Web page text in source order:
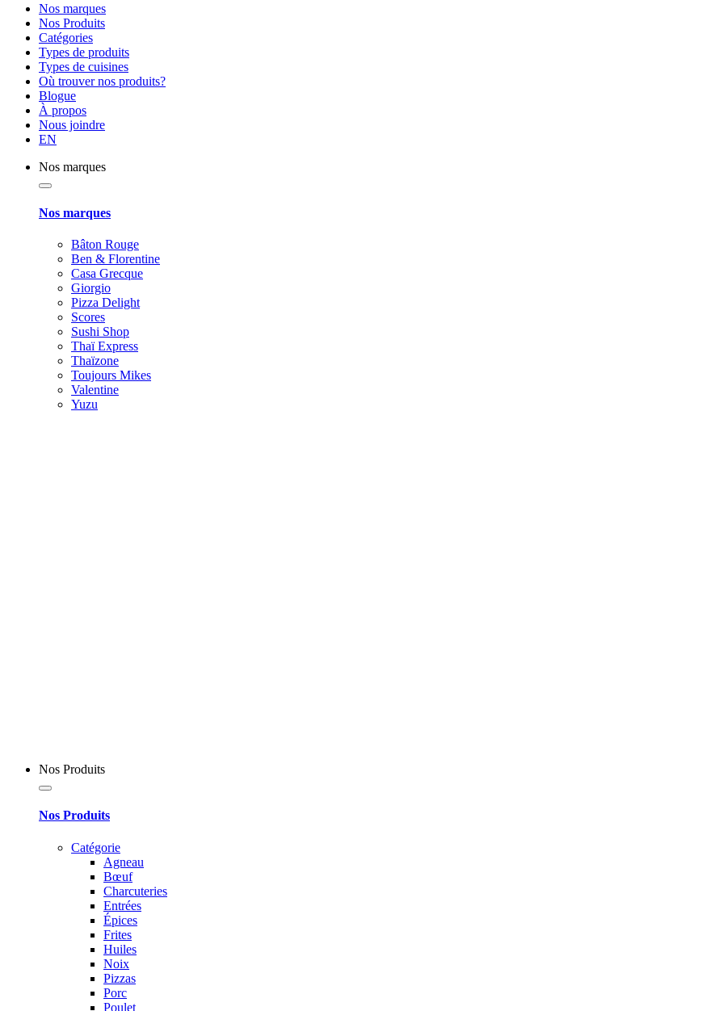
Nos marques
Nos Produits
Catégories
Types de produits
Types de cuisines
Où trouver nos produits?
Blogue
À propos
Nous joindre
EN
Nos marques
Nos marques
Bâton Rouge
Ben & Florentine
Casa Grecque
Giorgio
Pizza Delight
Scores
Sushi Shop
Thaï Express
Thaïzone
Toujours Mikes
Valentine
Yuzu
Nos Produits
Nos Produits
Catégorie
Agneau
Bœuf
Charcuteries
Entrées
Épices
Frites
Huiles
Noix
Pizzas
Porc
Poulet